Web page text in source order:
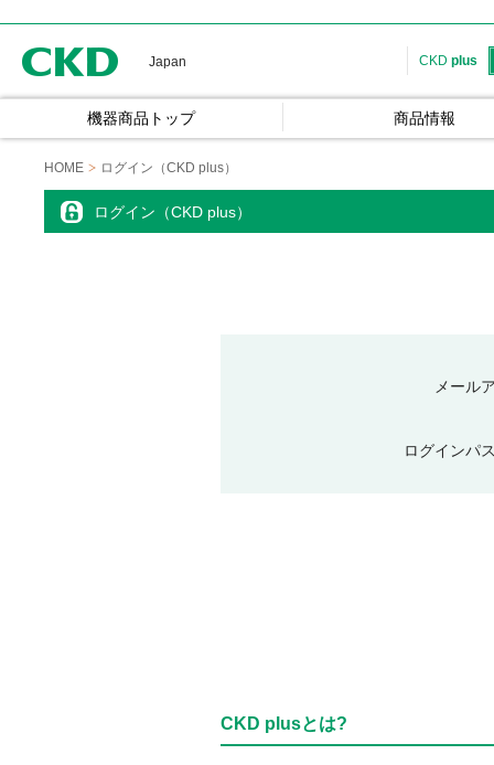
Japan CKD plus
機器商品トップ 商品情報
HOME ログイン（CKD plus）
ログイン（CKD plus）
メール
ログインパ
CKD plusとは?